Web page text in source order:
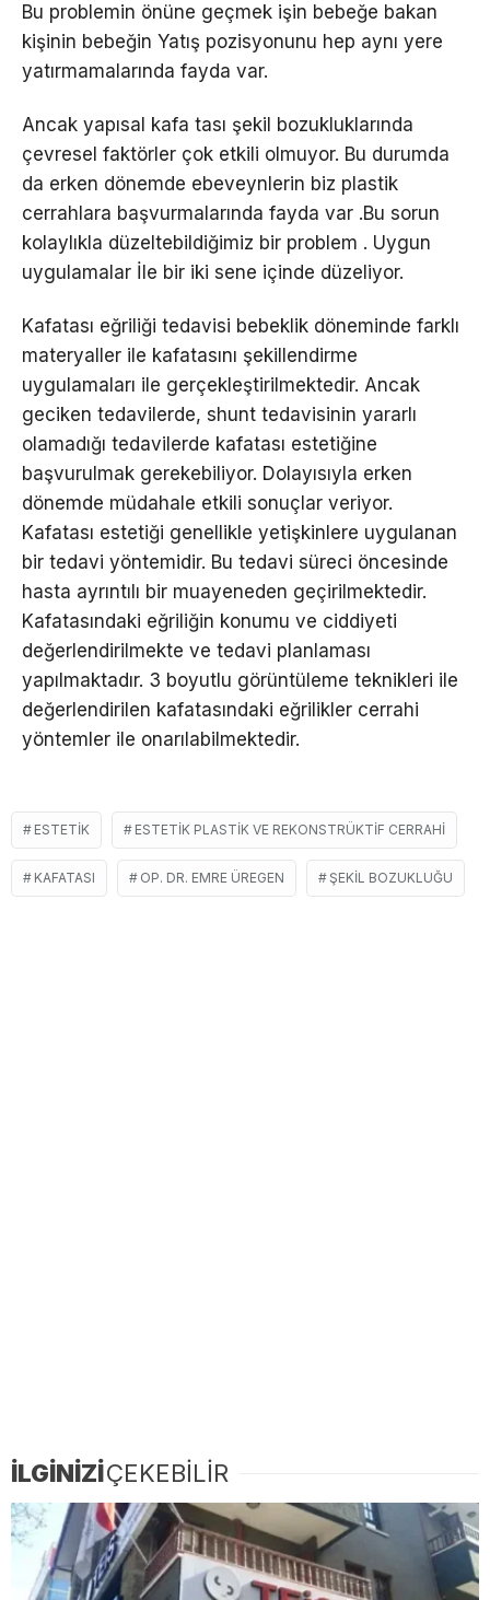
Bu problemin önüne geçmek işin bebeğe bakan
kişinin bebeğin Yatış pozisyonunu hep aynı yere
yatırmamalarında fayda var.
Ancak yapısal kafa tası şekil bozukluklarında
çevresel faktörler çok etkili olmuyor. Bu durumda
da erken dönemde ebeveynlerin biz plastik
cerrahlara başvurmalarında fayda var .Bu sorun
kolaylıkla düzeltebildiğimiz bir problem . Uygun
uygulamalar İle bir iki sene içinde düzeliyor.
Kafatası eğriliği tedavisi bebeklik döneminde farklı
materyaller ile kafatasını şekillendirme
uygulamaları ile gerçekleştirilmektedir. Ancak
geciken tedavilerde, shunt tedavisinin yararlı
olamadığı tedavilerde kafatası estetiğine
başvurulmak gerekebiliyor. Dolayısıyla erken
dönemde müdahale etkili sonuçlar veriyor.
Kafatası estetiği genellikle yetişkinlere uygulanan
bir tedavi yöntemidir. Bu tedavi süreci öncesinde
hasta ayrıntılı bir muayeneden geçirilmektedir.
Kafatasındaki eğriliğin konumu ve ciddiyeti
değerlendirilmekte ve tedavi planlaması
yapılmaktadır. 3 boyutlu görüntüleme teknikleri ile
değerlendirilen kafatasındaki eğrilikler cerrahi
yöntemler ile onarılabilmektedir.
ESTETIK ESTETIK PLASTIK VE REKONSTRÜKTIF CERRAHI
KAFATASI OP. DR. EMRE ÜREGEN ŞEKIL BOZUKLUĞU
İLGİNİZİÇEKEBİLİR